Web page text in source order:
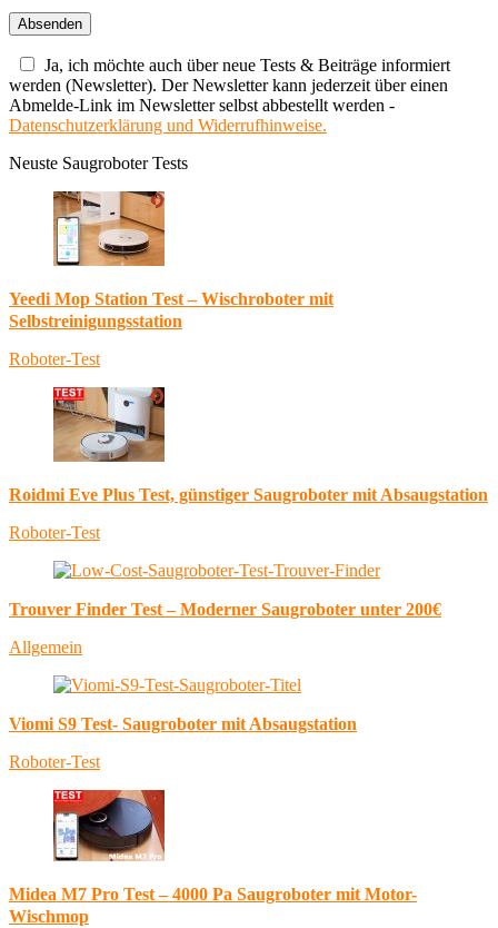
Ja, ich möchte auch über neue Tests & Beiträge informiert
werden (Newsletter). Der Newsletter kann jederzeit über einen
Abmelde-Link im Newsletter selbst abbestellt werden -
Datenschutzerklärung und Widerrufhinweise.
Neuste Saugroboter Tests
Yeedi Mop Station Test – Wischroboter mit
Selbstreinigungsstation
Roboter-Test
Roidmi Eve Plus Test, günstiger Saugroboter mit Absaugstation
Roboter-Test
Trouver Finder Test – Moderner Saugroboter unter 200€
Allgemein
Viomi S9 Test- Saugroboter mit Absaugstation
Roboter-Test
Midea M7 Pro Test – 4000 Pa Saugroboter mit Motor-
Wischmop